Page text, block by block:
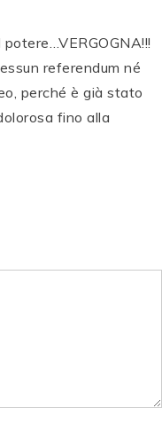
referendum né
perché è già stato
fino alla